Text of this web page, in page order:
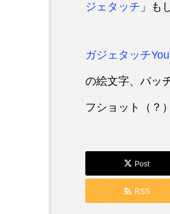
ジェタッチ 」も
ガジェタッチ
の絵文字、バッ
フショット（？
Post
RSS